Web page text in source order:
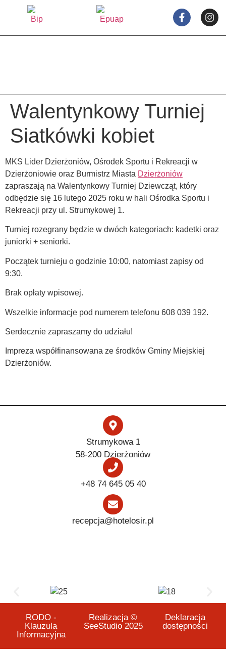
Walentynkowy Turniej
Siatkówki kobiet
MKS Lider Dzierżoniów, Ośrodek Sportu i Rekreacji w
Dzierżoniowie oraz Burmistrz Miasta Dzierżoniów
zapraszają na Walentynkowy Turniej Dziewcząt, który
odbędzie się 16 lutego 2025 roku w hali Ośrodka Sportu i
Rekreacji przy ul. Strumykowej 1.
Turniej rozegrany będzie w dwóch kategoriach: kadetki oraz
juniorki + seniorki.
Początek turnieju o godzinie 10:00, natomiast zapisy od
9:30.
Brak opłaty wpisowej.
Wszelkie informacje pod numerem telefonu 608 039 192.
Serdecznie zapraszamy do udziału!
Impreza współfinansowana ze środków Gminy Miejskiej
Dzierżoniów.
Strumykowa 1
58-200 Dzierżoniów
+48 74 645 05 40
recepcja@hotelosir.pl
RODO -
Klauzula
Informacyjna
Realizacja ©
SeeStudio 2025
Deklaracja
dostępności